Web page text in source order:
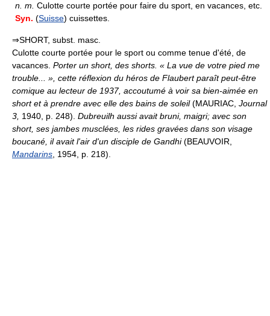
n. m. Culotte courte portée pour faire du sport, en vacances, etc.
Syn. (Suisse) cuissettes.
⇒SHORT, subst. masc.
Culotte courte portée pour le sport ou comme tenue d'été, de
vacances. Porter un short, des shorts. « La vue de votre pied me
trouble... », cette réflexion du héros de Flaubert paraît peut-être
comique au lecteur de 1937, accoutumé à voir sa bien-aimée en
short et à prendre avec elle des bains de soleil(MAURIAC, Journal
3, 1940, p. 248). Dubreuilh aussi avait bruni, maigri; avec son
short, ses jambes musclées, les rides gravées dans son visage
boucané, il avait l'air d'un disciple de Gandhi(BEAUVOIR,
Mandarins , 1954, p. 218).